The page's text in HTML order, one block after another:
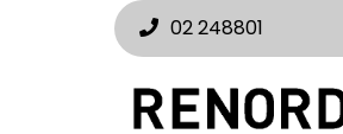
02 248801